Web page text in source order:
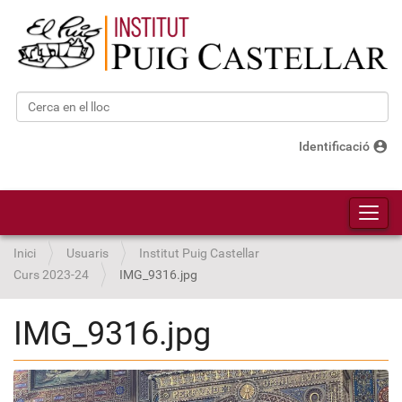
Cerca
Identificació account_circle
Inici Usuaris
Institut Puig Castellar
Curs 2023-24
IMG_9316.jpg
IMG_9316.jpg